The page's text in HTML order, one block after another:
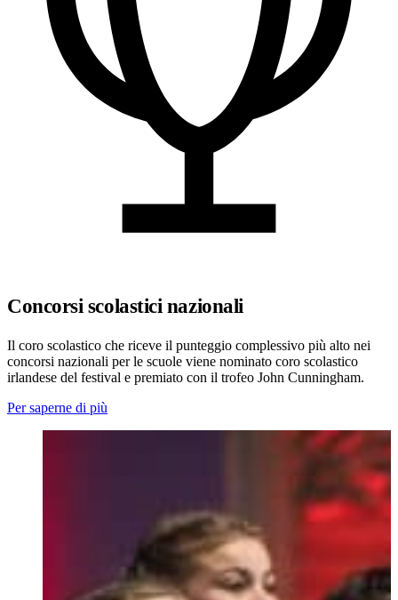
Concorsi scolastici nazionali
Il coro scolastico che riceve il punteggio complessivo più alto nei
concorsi nazionali per le scuole viene nominato coro scolastico
irlandese del festival e premiato con il trofeo John Cunningham.
Per saperne di più